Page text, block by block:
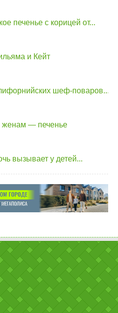
печенье с корицей от...
и Кейт
шеф-поваров...
женам — печенье
вызывает у детей...